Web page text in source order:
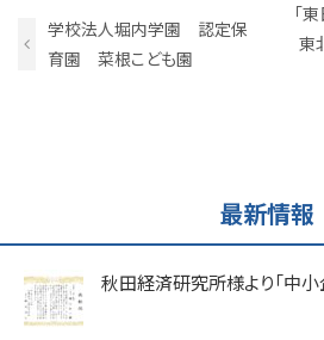
学校法人堀内学園 認定保
育園 菜根こども園
「
東
最新情報